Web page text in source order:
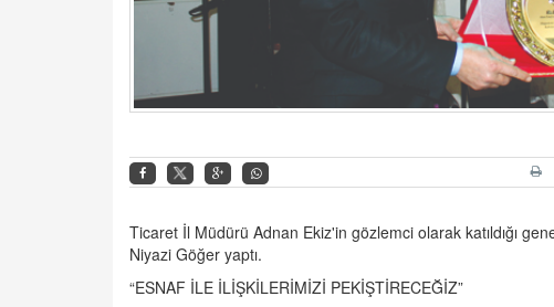
Ticaret İl Müdürü Adnan Ekiz'in gözlemci olarak katıldığı
Niyazi Göğer yaptı.
“ESNAF İLE İLİŞKİLERİMİZİ PEKİŞTİRECEĞİZ”